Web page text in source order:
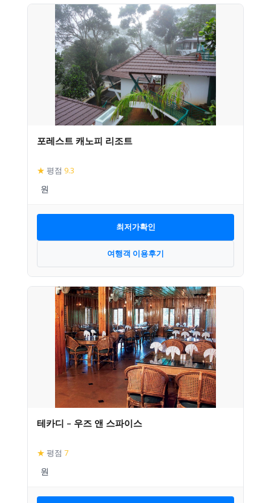
포레스트 캐노피 리조트
★ 평점 9.3
최저가확인
여행객 이용후기
테카디 – 우즈 앤 스파이스
★ 평점 7